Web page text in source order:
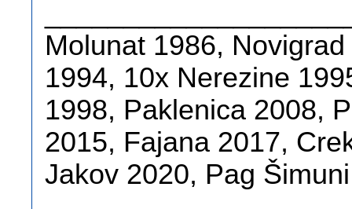
Molunat 1986,
1994, 10x Nerezine
1998, Paklenica 2008,
2015, Fajana 2017,
Jakov 2020, Pag